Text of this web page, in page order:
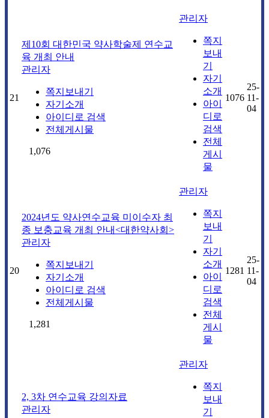
21
제10회 대한민국 약사학술제 연수교
육 개최 안내
관리자
쪽지보내기
자기소개
아이디로 검색
전체게시물
1,076
관리자
쪽지
보내
기
자기
소개
아이
디로
검색
전체
게시
물
1076
25-
11-
04
20
2024년도 약사연수교육 미이수자 최
종 보충교육 개최 안내<대한약사회>
관리자
쪽지보내기
자기소개
아이디로 검색
전체게시물
1,281
관리자
쪽지
보내
기
자기
소개
아이
디로
검색
전체
게시
물
1281
25-
11-
04
2, 3차 연수교육 강의자료
관리자
관리자
쪽지
보내
기